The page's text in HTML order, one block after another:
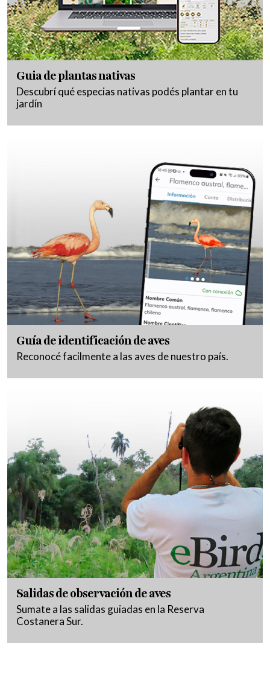
Guia de plantas nativas
Descubrí qué especias nativas podés plantar en tu
jardín
Guía de identificación de aves
Reconocé facilmente a las aves de nuestro país.
Salidas de observación de aves
Sumate a las salidas guiadas en la Reserva
Costanera Sur.